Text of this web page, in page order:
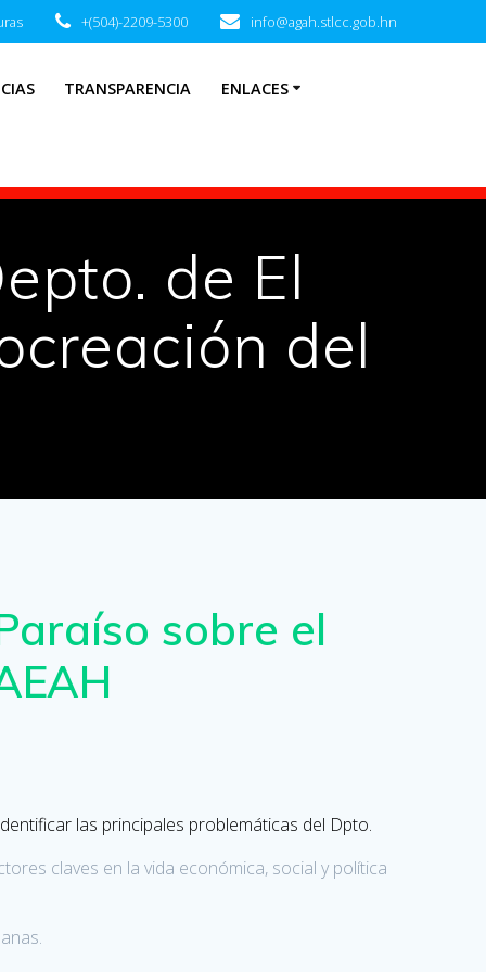
+(504)-2209-5300 info@agah.stlcc.gob.hn
TRANSPARENCIA ENLACES
de El
del
sobre el
las principales problemáticas del Dpto.
claves en la vida económica, social y política